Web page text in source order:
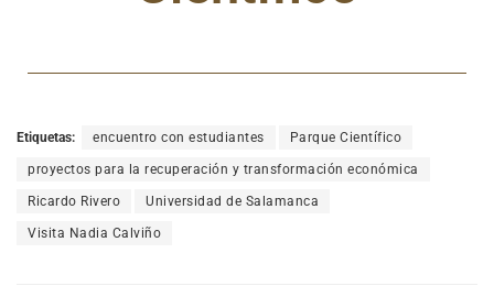
Etiquetas: encuentro con estudiantes Parque Científico
proyectos para la recuperación y transformación económica
Ricardo Rivero Universidad de Salamanca
Visita Nadia Calviño